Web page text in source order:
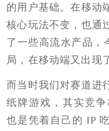
的用户基础。在移动
核心玩法不变，也通
了一些高流水产品，
局，在移动端又出现
而当时我们对赛道进
纸牌游戏，其实竞
也是凭着自己的 IP